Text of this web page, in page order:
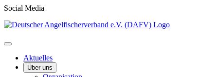
Social Media
Aktuelles
Über uns